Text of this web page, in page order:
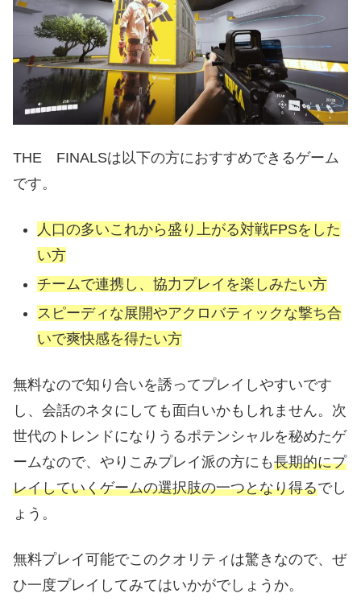
THE FINALSは以下の方におすすめできるゲーム
です。
人口の多いこれから盛り上がる対戦FPSをした
い方
チームで連携し、協力プレイを楽しみたい方
スピーディな展開やアクロバティックな撃ち合
いで爽快感を得たい方
無料なので知り合いを誘ってプレイしやすいです
し、会話のネタにしても面白いかもしれません。次
世代のトレンドになりうるポテンシャルを秘めたゲ
ームなので、やりこみプレイ派の方にも長期的にプ
レイしていくゲームの選択肢の一つとなり得るでし
ょう。
無料プレイ可能でこのクオリティは驚きなので、ぜ
ひ一度プレイしてみてはいかがでしょうか。